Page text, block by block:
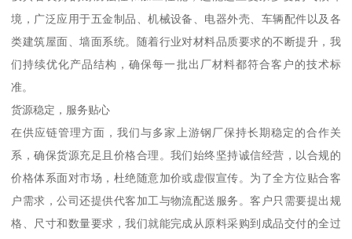
境，广泛应用于五金制品、机械设备、电器外壳、车辆配件以及各
类建筑屋面、墙面系统。随着行业对材料品质要求的不断提升，我
们持续优化产品结构，确保每一批出厂材料都符合客户的技术标
准。
货源稳定，服务贴心
在供应链管理方面，我们与多家上游钢厂保持长期稳定的合作关
系，确保货源充足且价格合理。我们始终坚持诚信经营，以合规的
价格体系面对市场，杜绝随意加价或虚假宣传。为了全方位贴合客
户需求，公司还提供代客加工与物流配送服务。客户只需要提出规
格、尺寸和数量要求，我们就能完成从原料采购到成品交付的全过